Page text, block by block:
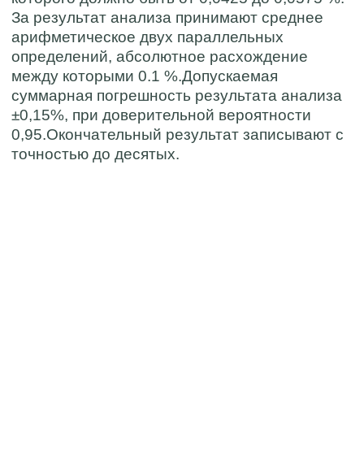
За результат анализа принимают среднее
арифметическое двух параллельных
определений, абсолютное расхождение
между которыми 0.1 %.Допускаемая
суммарная погрешность результата анализа
±0,15%, при доверительной вероятности
0,95.Окончательный результат записывают с
точностью до десятых.